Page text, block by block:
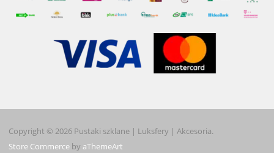
Copyright © 2026 Pustaki szklane | Luksfery | Akcesoria.
Store Commerce by aThemeArt